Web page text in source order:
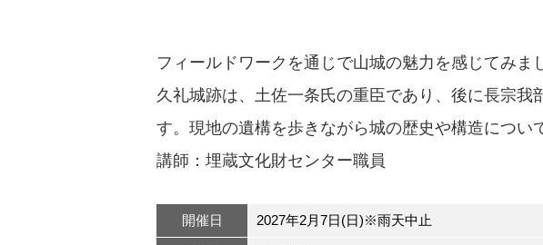
フィールドワークを通じで山城の魅力を感じてみま
久礼城跡は、土佐一条氏の重臣であり、後に長宗
す。現地の遺構を歩きながら城の歴史や構造につい
講師：埋蔵文化財センター職員
開催日 2027年2月7日(日)※雨天中止